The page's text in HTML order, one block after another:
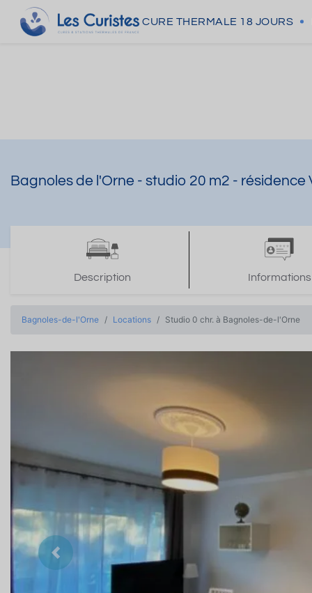
CURE THERMALE 18 JOURS
Bagnoles de l'Orne - studio 20 m2 - résidence
Description Informations
Bagnoles-de-l'Orne Locations Studio 0 chr. à Bagnoles-de-l'Orne
Précedent